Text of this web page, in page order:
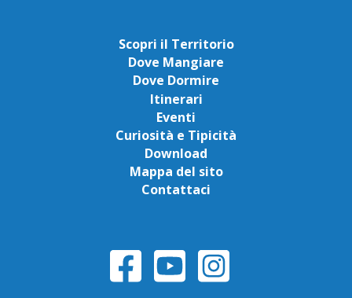
Scopri il Territorio
Dove Mangiare
Dove Dormire
Itinerari
Eventi
Curiosità e Tipicità
Download
Mappa del sito
Contattaci